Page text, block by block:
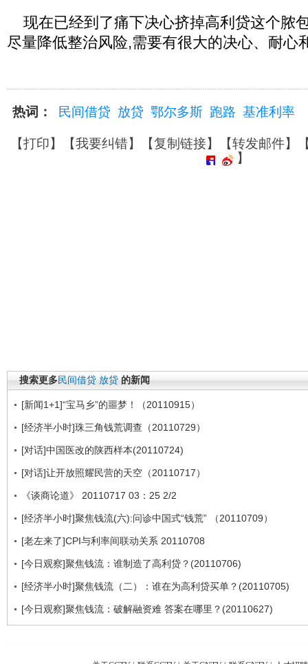
现在已经到了痛下决心挤掉高利贷这个脓
尽量降低整治风险,需要有很大的决心、耐心
热词： 民间借贷 放贷 鄂尔多斯 跑路 基准利率
【打印】【我要纠错】【复制链接】【转发邮件】
】
搜索更多民间借贷 放贷 的新闻
[新闻1+1]“宝马乡”的噩梦！（20110915）
[经济半小时]珠三角钱荒调查（20110729）
[对话]中国医改的陕西样本(20110724)
[对话]让开放照耀民营的天空（20110717）
《谈商论道》 20110717 03：25 2/2
[经济半小时]聚焦钱流(六):问诊中国式“钱荒” （20110709）
[老左来了]CPI与利率间联动关系 20110708
[今日观察]聚焦钱流：谁制造了高利贷？(20110706)
[经济半小时]聚焦钱流（二）：谁在为高利贷买单？(20110705)
[今日观察]聚焦钱流：破解融资难 答案在哪里？(20110627)